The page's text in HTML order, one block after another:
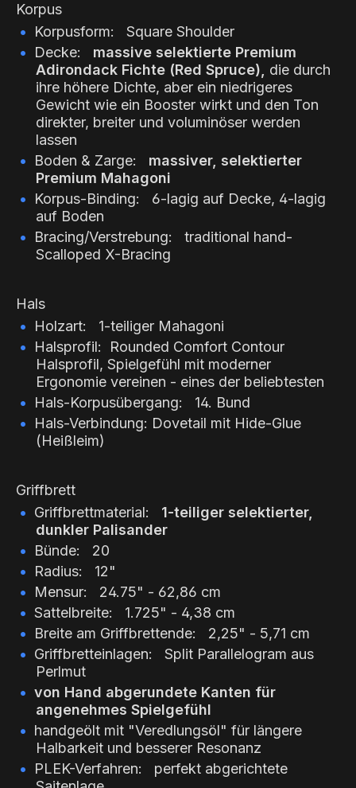
Korpus
Korpusform: Square Shoulder
Decke: massive selektierte Premium
Adirondack Fichte (Red Spruce), die durch
ihre höhere Dichte, aber ein niedrigeres
Gewicht wie ein Booster wirkt und den Ton
direkter, breiter und voluminöser werden
lassen
Boden & Zarge: massiver, selektierter
Premium Mahagoni
Korpus-Binding: 6-lagig auf Decke, 4-lagig
auf Boden
Bracing/Verstrebung: traditional hand-
Scalloped X-Bracing
Hals
Holzart: 1-teiliger Mahagoni
Halsprofil: Rounded Comfort Contour
Halsprofil, Spielgefühl mit moderner
Ergonomie vereinen - eines der beliebtesten
Hals-Korpusübergang: 14. Bund
Hals-Verbindung: Dovetail mit Hide-Glue
(Heißleim)
Griffbrett
Griffbrettmaterial: 1-teiliger selektierter,
dunkler Palisander
Bünde: 20
Radius: 12"
Mensur: 24.75" - 62,86 cm
Sattelbreite: 1.725" - 4,38 cm
Breite am Griffbrettende: 2,25" - 5,71 cm
Griffbretteinlagen: Split Parallelogram aus
Perlmut
von Hand abgerundete Kanten für
angenehmes Spielgefühl
handgeölt mit "Veredlungsöl" für längere
Halbarkeit und besserer Resonanz
PLEK-Verfahren: perfekt abgerichtete